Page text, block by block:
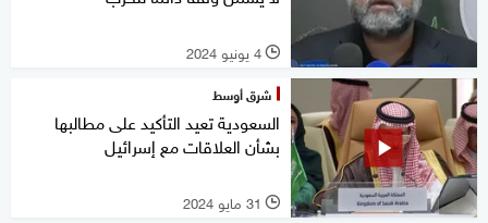
l 4 يونيو 2024
شرق أوسط
السعودية تعيد التأكيد على مطالبها
بشأن العلاقات مع إسرائيل
l 31 مايو 2024